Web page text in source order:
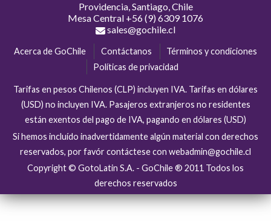
Providencia, Santiago, Chile
Mesa Central +56 (9) 6309 1076
sales@gochile.cl
Acerca de GoChile Contáctanos
Términos y condiciones
Políticas de privacidad
Tarifas en pesos Chilenos (CLP) incluyen IVA. Tarifas en dólares
(USD) no incluyen IVA. Pasajeros extranjeros no residentes
están exentos del pago de IVA, pagando en dólares (USD)
Si hemos incluído inadvertidamente algún material con derechos
reservados, por favór contáctese con webadmin@gochile.cl
Copyright © GotoLatin S.A. - GoChile ® 2011 Todos los
derechos reservados